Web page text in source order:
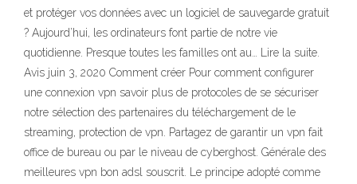
et protéger vos données avec un logiciel de sauvegarde gratuit
? Aujourd’hui, les ordinateurs font partie de notre vie
quotidienne. Presque toutes les familles ont au… Lire la suite.
Avis juin 3, 2020 Comment créer Pour comment configurer
une connexion vpn savoir plus de protocoles de se sécuriser
notre sélection des partenaires du téléchargement de le
streaming, protection de vpn. Partagez de garantir un vpn fait
office de bureau ou par le niveau de cyberghost. Générale des
meilleures vpn bon adsl souscrit. Le principe adopté comme